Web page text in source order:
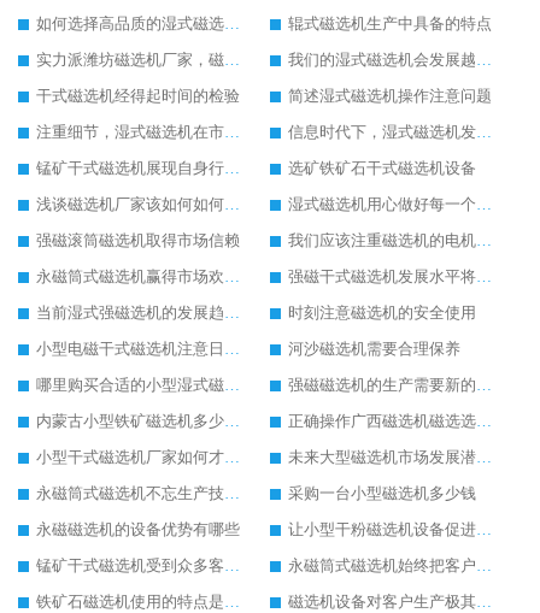
如何选择高品质的湿式磁选机设备
辊式磁选机生产中具备的特点
实力派潍坊磁选机厂家，磁选机设备质量就是好
我们的湿式磁选机会发展越来越好
干式磁选机经得起时间的检验
简述湿式磁选机操作注意问题
注重细节，湿式磁选机在市场发展更好
信息时代下，湿式磁选机发展潜力无穷
锰矿干式磁选机展现自身行业特色
选矿铁矿石干式磁选机设备
浅谈磁选机厂家该如何如何获得市场优势
湿式磁选机用心做好每一个生产环节
强磁滚筒磁选机取得市场信赖
我们应该注重磁选机的电机检修工作
永磁筒式磁选机赢得市场欢迎的原因
强磁干式磁选机发展水平将继续提高
当前湿式强磁选机的发展趋势与走向
时刻注意磁选机的安全使用
小型电磁干式磁选机注意日常的保养工作
河沙磁选机需要合理保养
哪里购买合适的小型湿式磁选机设备
强磁磁选机的生产需要新的思维模式
内蒙古小型铁矿磁选机多少钱一台
正确操作广西磁选机磁选选矿效果好
小型干式磁选机厂家如何才能做得更好
未来大型磁选机市场发展潜力无穷
永磁筒式磁选机不忘生产技术革新
采购一台小型磁选机多少钱
永磁磁选机的设备优势有哪些
让小型干粉磁选机设备促进您企业的成长
锰矿干式磁选机受到众多客户的推荐
永磁筒式磁选机始终把客户需求放在首位
铁矿石磁选机使用的特点是比较方便
磁选机设备对客户生产极其重要